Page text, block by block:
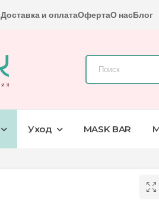
Доставка и оплатаОфертаО насБлог
Уход MASK BAR